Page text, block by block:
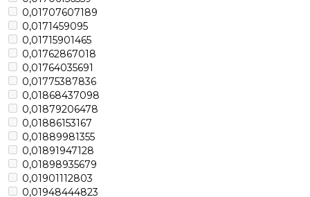
0,01707607189
0,0171459095
0,01715901465
0,01762867018
0,01764035691
0,01775387836
0,01868437098
0,01879206478
0,01886153167
0,01889981355
0,01891947128
0,01898935679
0,01901112803
0,01948444823